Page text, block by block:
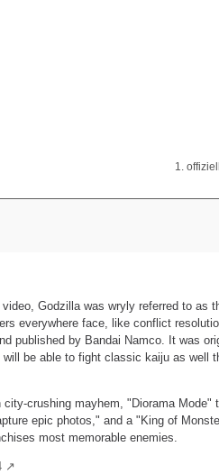
1.
Godzilla was wryly referred to as
everywhere face, like conflict
published by Bandai Namco. It was
be able to fight classic kaiju as well
crushing mayhem, "Diorama Mode"
epic photos," and a "King of
most memorable enemies.